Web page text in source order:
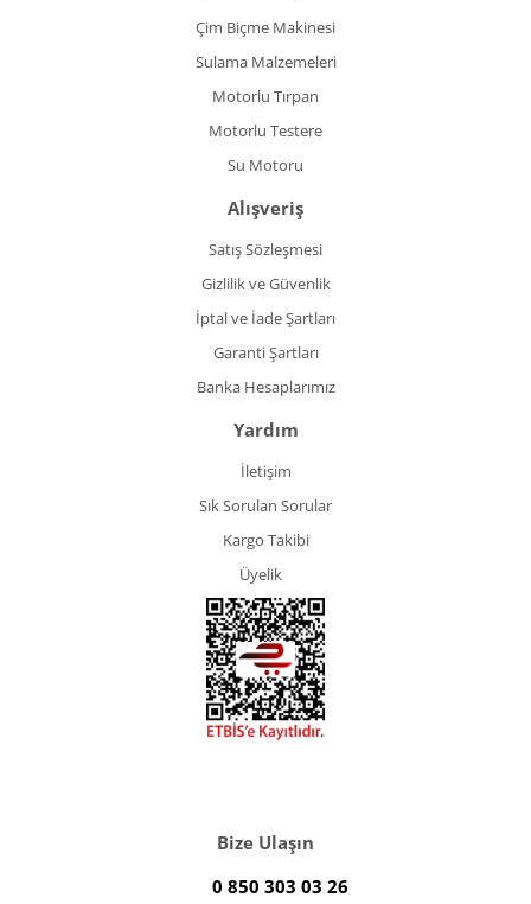
Çim Biçme Makinesi
Sulama Malzemeleri
Motorlu Tırpan
Motorlu Testere
Su Motoru
Alışveriş
Satış Sözleşmesi
Gizlilik ve Güvenlik
İptal ve İade Şartları
Garanti Şartları
Banka Hesaplarımız
Yardım
İletişim
Sık Sorulan Sorular
Kargo Takibi
Üyelik
Bize Ulaşın
0 850 303 03 26